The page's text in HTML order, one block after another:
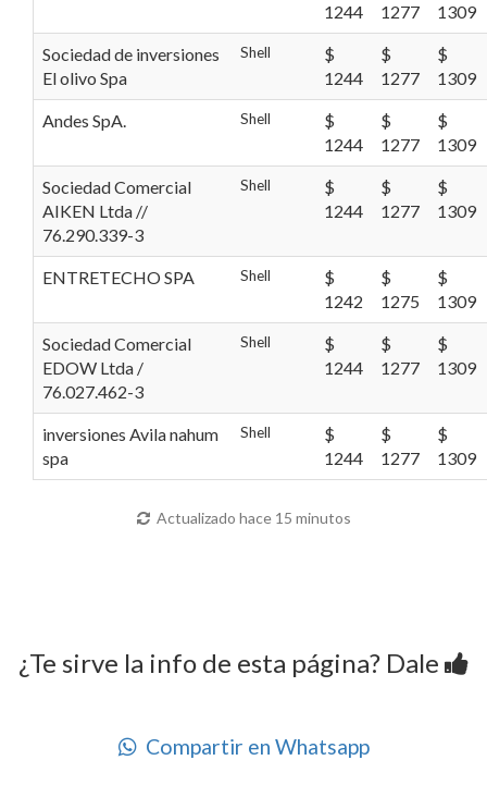
1244
1277
1309
Sociedad de inversiones
El olivo Spa
Shell
$
1244
$
1277
$
1309
Andes SpA. Shell
$
1244
$
1277
$
1309
Sociedad Comercial
AIKEN Ltda //
76.290.339-3
Shell
$
1244
$
1277
$
1309
ENTRETECHO SPA Shell
$
1242
$
1275
$
1309
Sociedad Comercial
EDOW Ltda /
76.027.462-3
Shell
$
1244
$
1277
$
1309
inversiones Avila nahum
spa
Shell
$
1244
$
1277
$
1309
Actualizado hace 15 minutos
¿Te sirve la info de esta página? Dale
Compartir en Whatsapp